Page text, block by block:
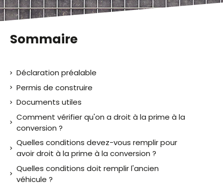
Sommaire
Déclaration préalable
Permis de construire
Documents utiles
Comment vérifier qu'on a droit à la prime à la
conversion ?
Quelles conditions devez-vous remplir pour
avoir droit à la prime à la conversion ?
Quelles conditions doit remplir l'ancien
véhicule ?